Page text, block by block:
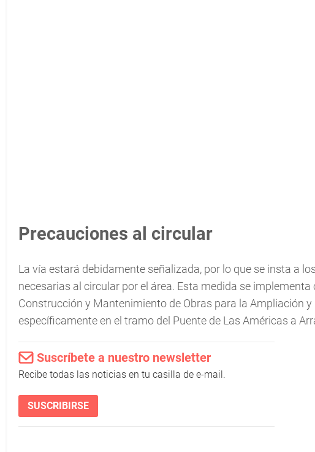
Precauciones al circular
La vía estará debidamente señalizada, por lo que se insta a
necesarias al circular por el área. Esta medida se
Construcción y Mantenimiento de Obras para la Ampliación
específicamente en el tramo del Puente de Las Américas a
Suscríbete a nuestro newsletter
Recibe todas las noticias en tu casilla de e-mail.
SUSCRIBIRSE